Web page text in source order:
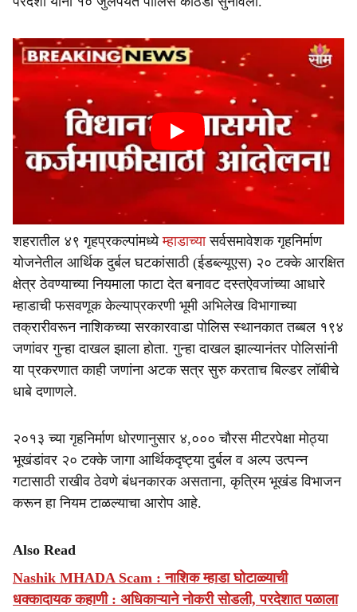
शहरातील ४९ गृहप्रकल्पांमध्येम्हाडाच्यासर्वसमावेशक गृहनिर्माण
योजनेतील आर्थिक दुर्बल घटकांसाठी (ईडब्ल्यूएस) २० टक्के आरक्षित
क्षेत्र ठेवण्याच्या नियमाला फाटा देत बनावट दस्तऐवजांच्या आधारे
म्हाडाची फसवणूक केल्याप्रकरणी भूमी अभिलेख विभागाच्या
तक्रारीवरून नाशिकच्या सरकारवाडा पोलिस स्थानकात तब्बल १९४
जणांवर गुन्हा दाखल झाला होता. गुन्हा दाखल झाल्यानंतर पोलिसांनी
या प्रकरणात काही जणांना अटक सत्र सुरु करताच बिल्डर लॉबीचे
धाबे दणाणले.
२०१३ च्या गृहनिर्माण धोरणानुसार ४,००० चौरस मीटरपेक्षा मोठ्या
भूखंडांवर २० टक्के जागा आर्थिकदृष्ट्या दुर्बल व अल्प उत्पन्न
गटासाठी राखीव ठेवणे बंधनकारक असताना, कृत्रिम भूखंड विभाजन
करून हा नियम टाळल्याचा आरोप आहे.
Also Read
Nashik MHADA Scam : नाशिक म्हाडा घोटाळ्याची
धक्कादायक कहाणी : अधिकाऱ्याने नोकरी सोडली, परदेशात पळाला